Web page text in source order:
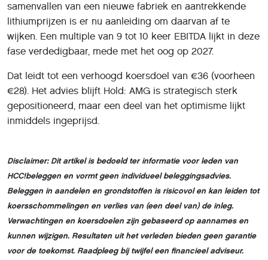
samenvallen van een nieuwe fabriek en aantrekkende
lithiumprijzen is er nu aanleiding om daarvan af te
wijken. Een multiple van 9 tot 10 keer EBITDA lijkt in deze
fase verdedigbaar, mede met het oog op 2027.
Dat leidt tot een verhoogd koersdoel van €36 (voorheen
€28). Het advies blijft Hold: AMG is strategisch sterk
gepositioneerd, maar een deel van het optimisme lijkt
inmiddels ingeprijsd.
Disclaimer: Dit artikel is bedoeld ter informatie voor leden van
HCC!beleggen en vormt geen individueel beleggingsadvies.
Beleggen in aandelen en grondstoffen is risicovol en kan leiden tot
koersschommelingen en verlies van (een deel van) de inleg.
Verwachtingen en koersdoelen zijn gebaseerd op aannames en
kunnen wijzigen. Resultaten uit het verleden bieden geen garantie
voor de toekomst. Raadpleeg bij twijfel een financieel adviseur.